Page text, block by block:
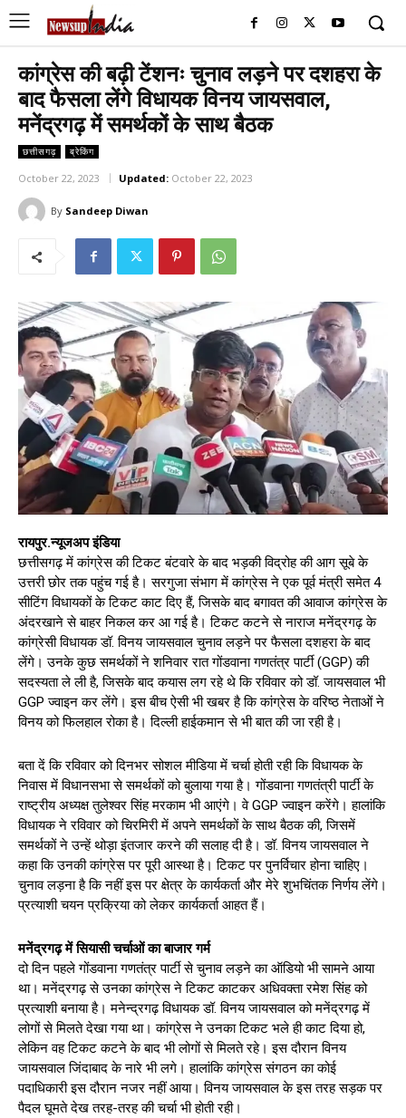
कांग्रेस की बढ़ी टेंशनः चुनाव लड़ने पर दशहरा के
बाद फैसला लेंगे विधायक विनय जायसवाल,
मनेंद्रगढ़ में समर्थकों के साथ बैठक
छत्तीसगढ़ ब्रेकिंग
October 22, 2023 Updated: October 22, 2023
By Sandeep Diwan
रायपुर.न्यूजअप इंडिया
छत्तीसगढ़ में कांग्रेस की टिकट बंटवारे के बाद भड़की विद्रोह की आग सूबे के
उत्तरी छोर तक पहुंच गई है। सरगुजा संभाग में कांग्रेस ने एक पूर्व मंत्री समेत 4
सीटिंग विधायकों के टिकट काट दिए हैं, जिसके बाद बगावत की आवाज कांग्रेस के
अंदरखाने से बाहर निकल कर आ गई है। टिकट कटने से नाराज मनेंद्रगढ़ के
कांग्रेसी विधायक डॉ. विनय जायसवाल चुनाव लड़ने पर फैसला दशहरा के बाद
लेंगे। उनके कुछ समर्थकों ने शनिवार रात गोंडवाना गणतंत्र पार्टी (GGP) की
सदस्यता ले ली है, जिसके बाद कयास लग रहे थे कि रविवार को डॉ. जायसवाल भी
GGP ज्वाइन कर लेंगे। इस बीच ऐसी भी खबर है कि कांग्रेस के वरिष्ठ नेताओं ने
विनय को फिलहाल रोका है। दिल्ली हाईकमान से भी बात की जा रही है।
बता दें कि रविवार को दिनभर सोशल मीडिया में चर्चा होती रही कि विधायक के
निवास में विधानसभा से समर्थकों को बुलाया गया है। गोंडवाना गणतंत्री पार्टी के
राष्ट्रीय अध्यक्ष तुलेश्वर सिंह मरकाम भी आएंगे। वे GGP ज्वाइन करेंगे। हालांकि
विधायक ने रविवार को चिरमिरी में अपने समर्थकों के साथ बैठक की, जिसमें
समर्थकों ने उन्हें थोड़ा इंतजार करने की सलाह दी है। डॉ. विनय जायसवाल ने
कहा कि उनकी कांग्रेस पर पूरी आस्था है। टिकट पर पुनर्विचार होना चाहिए।
चुनाव लड़ना है कि नहीं इस पर क्षेत्र के कार्यकर्ता और मेरे शुभचिंतक निर्णय लेंगे।
प्रत्याशी चयन प्रक्रिया को लेकर कार्यकर्ता आहत हैं।
मनेंद्रगढ़ में सियासी चर्चाओं का बाजार गर्म
दो दिन पहले गोंडवाना गणतंत्र पार्टी से चुनाव लड़ने का ऑडियो भी सामने आया
था। मनेंद्रगढ़ से उनका कांग्रेस ने टिकट काटकर अधिवक्ता रमेश सिंह को
प्रत्याशी बनाया है। मनेन्द्रगढ़ विधायक डॉ. विनय जायसवाल को मनेंद्रगढ़ में
लोगों से मिलते देखा गया था। कांग्रेस ने उनका टिकट भले ही काट दिया हो,
लेकिन वह टिकट कटने के बाद भी लोगों से मिलते रहे। इस दौरान विनय
जायसवाल जिंदाबाद के नारे भी लगे। हालांकि कांग्रेस संगठन का कोई
पदाधिकारी इस दौरान नजर नहीं आया। विनय जायसवाल के इस तरह सड़क पर
पैदल घूमते देख तरह-तरह की चर्चा भी होती रही।